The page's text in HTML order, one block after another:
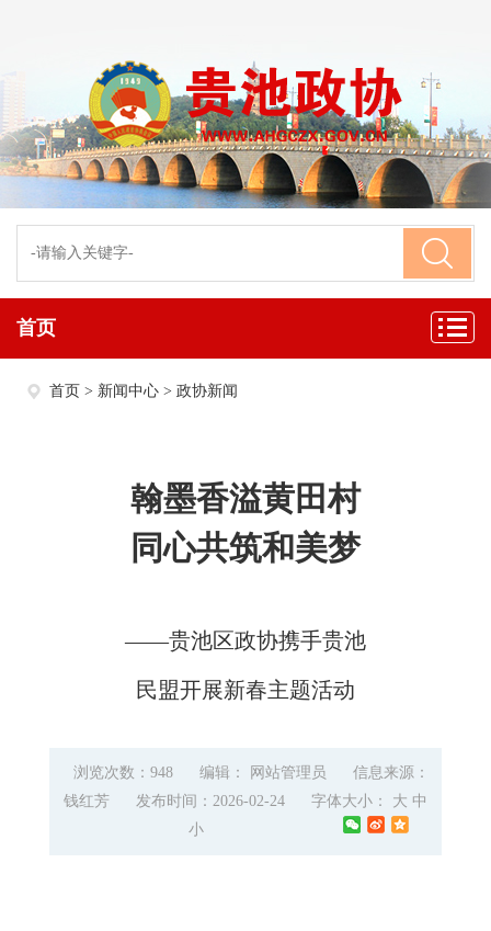
首页
首页 > 新闻中心 > 政协新闻
翰墨香溢黄田村
同心共筑和美梦
——贵池区政协携手贵池
民盟开展新春主题活动
浏览次数：948 编辑： 网站管理员
信息来源：
钱红芳
发布时间：2026-02-24 字体大小： 大 中
小